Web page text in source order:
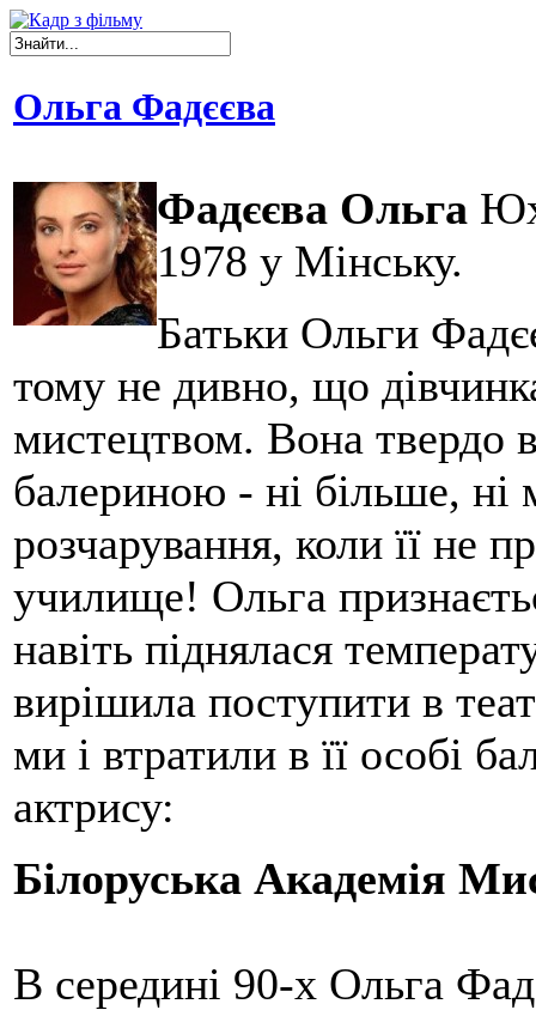
Ольга Фадєєва
Фадєєва Ольга
1978 у Мінську.
Батьки Ольги
тому не дивно, що
мистецтвом. Вона твердо
балериною - ні більше, ні
розчарування, коли її не
училище! Ольга
навіть піднялася
вирішила поступити в
ми і втратили в її особі
актрису:
Білоруська Академія
В середині 90-х Ольга